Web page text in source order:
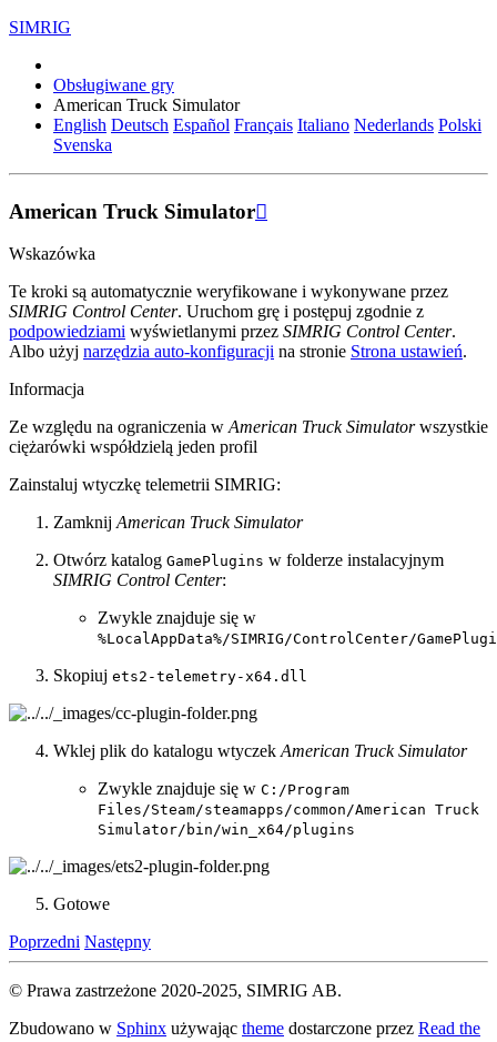
SIMRIG
Obsługiwane gry
American Truck Simulator
English Deutsch Español Français Italiano Nederlands Polski
Svenska
American Truck Simulator
Wskazówka
Te kroki są automatycznie weryfikowane i wykonywane przez
SIMRIG Control Center. Uruchom grę i postępuj zgodnie z
podpowiedziami wyświetlanymi przez SIMRIG Control Center.
Albo użyj narzędzia auto-konfiguracji na stronie Strona ustawień.
Informacja
Ze względu na ograniczenia wAmerican Truck Simulatorwszystkie
ciężarówki współdzielą jeden profil
Zainstaluj wtyczkę telemetrii SIMRIG:
ZamknijAmerican Truck Simulator
Otwórz katalog GamePlugins w folderze instalacyjnym
SIMRIG Control Center:
Zwykle znajduje się w
%LocalAppData%/SIMRIG/ControlCenter/
Skopiuj ets2-telemetry-x64.dll
Wklej plik do katalogu wtyczekAmerican Truck Simulator
Zwykle znajduje się w C:/Program
Files/Steam/steamapps/common/American Truck
Simulator/bin/win_x64/plugins
Gotowe
Poprzedni Następny
© Prawa zastrzeżone 2020-2025, SIMRIG AB.
Zbudowano w Sphinx używając theme dostarczone przez Read the